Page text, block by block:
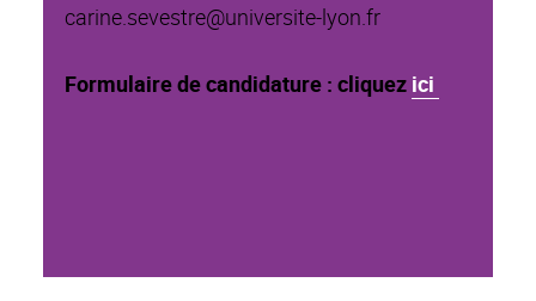
carine.sevestre@universite-lyon.fr
Formulaire de candidature : cliquez ici